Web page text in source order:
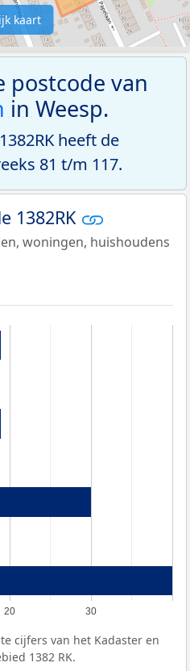
kaart
postcode van
in Weesp.
heeft de
81 t/m 117.
1382RK
woningen, huishoudens
20 30
cijfers van het Kadaster en
1382 RK.